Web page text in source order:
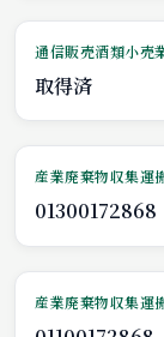
通信販売酒類小売
取得済
産業廃棄物収集運
01300172868
産業廃棄物収集運